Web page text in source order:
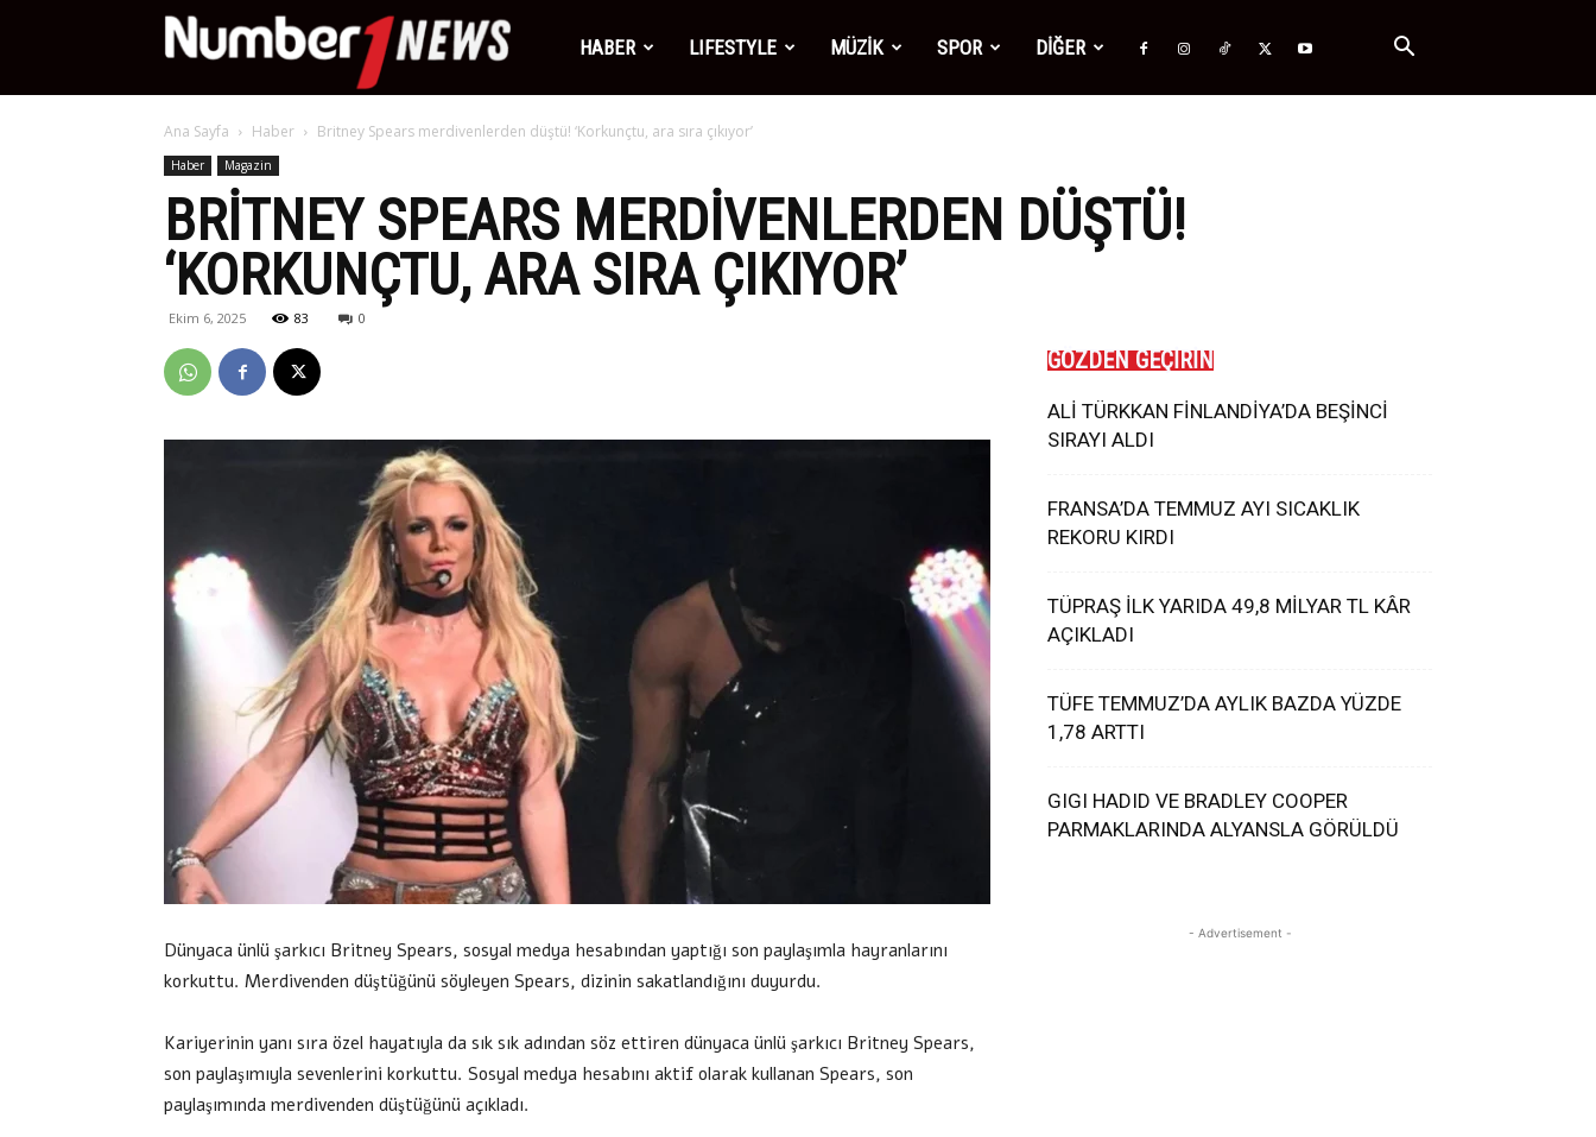
Number1
News
HABER LIFESTYLE MÜZİK SPOR DİĞER
Ana Sayfa Haber Britney Spears merdivenlerden düştü! ‘Korkunçtu, ara sıra çıkıyor’
Haber Magazin
BRITNEY SPEARS MERDIVENLERDEN DÜŞTÜ!
‘KORKUNÇTU, ARA SIRA ÇIKIYOR’
Ekim 6, 2025 83 0
Dünyaca ünlü şarkıcı Britney Spears, sosyal medya hesabından yaptığı son paylaşımla hayranlarını
korkuttu. Merdivenden düştüğünü söyleyen Spears, dizinin sakatlandığını duyurdu.
Kariyerinin yanı sıra özel hayatıyla da sık sık adından söz ettiren dünyaca ünlü şarkıcı Britney Spears,
son paylaşımıyla sevenlerini korkuttu. Sosyal medya hesabını aktif olarak kullanan Spears, son
paylaşımında merdivenden düştüğünü açıkladı.
GÖZDEN GEÇİRİN
ALİ TÜRKKAN FİNLANDİYA’DA BEŞİNCİ
SIRAYI ALDI
FRANSA’DA TEMMUZ AYI SICAKLIK
REKORU KIRDI
TÜPRAŞ İLK YARIDA 49,8 MİLYAR TL KÂR
AÇIKLADI
TÜFE TEMMUZ’DA AYLIK BAZDA YÜZDE
1,78 ARTTI
GIGI HADID VE BRADLEY COOPER
PARMAKLARINDA ALYANSLA GÖRÜLDÜ
- Advertisement -